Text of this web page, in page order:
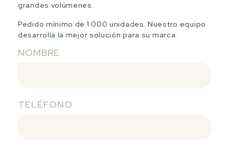
grandes volúmenes.
Pedido mínimo de 1.000 unidades. Nuestro equipo
desarrolla la mejor solución para su marca.
NOMBRE
TELÉFONO